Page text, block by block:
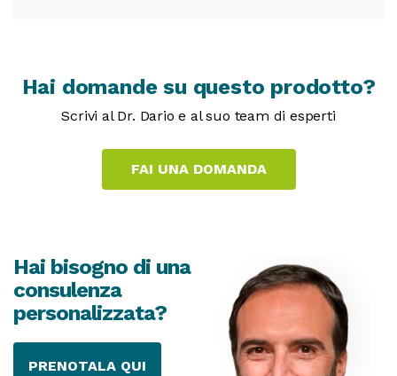
Hai domande su questo prodotto?
Scrivi al Dr. Dario e al suo team di esperti
Hai bisogno di una
consulenza
personalizzata?
PRENOTALA QUI